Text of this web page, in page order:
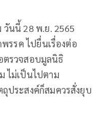
วันนี้ 28 พ.ย. 2565
รรค ไปยื่นเรื่องต่อ
ตรวจสอบมูลนิธิ
ไม่เป็นไปตาม
ประสงค์ก็สมควรสั่งยุบ